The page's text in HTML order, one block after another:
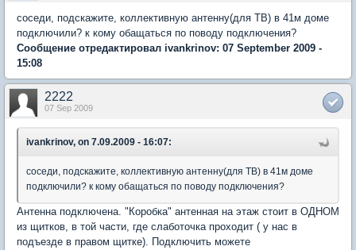
соседи, подскажите, коллективную антенну(для ТВ) в 41м доме
подключили? к кому обащаться по поводу подключения?
Сообщение отредактировал ivankrinov: 07 September 2009 -
15:08
2222
07 Sep 2009
ivankrinov, on 7.09.2009 - 16:07:
соседи, подскажите, коллективную антенну(для ТВ) в 41м доме
подключили? к кому обащаться по поводу подключения?
Антенна подключена. "Коробка" антенная на этаж стоит в ОДНОМ
из щитков, в той части, где слаботочка проходит ( у нас в
подъезде в правом щитке). Подключить можете